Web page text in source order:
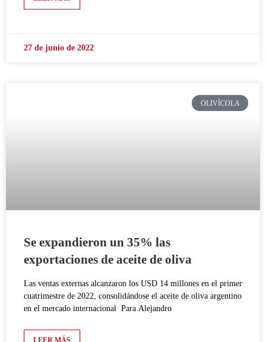
27 de junio de 2022
OLIVÍCOLA
Se expandieron un 35% las
exportaciones de aceite de oliva
Las ventas externas alcanzaron los USD 14 millones en el primer
cuatrimestre de 2022, consolidándose el aceite de oliva argentino
en el mercado internacional Para Alejandro